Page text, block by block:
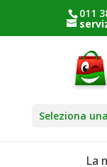
011
Seleziona
La